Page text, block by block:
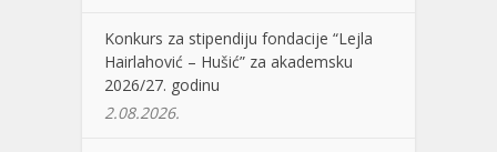
Konkurs za stipendiju fondacije “Lejla
Hairlahović – Hušić” za akademsku
2026/27. godinu
2.08.2026.